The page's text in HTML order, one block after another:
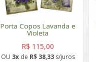
Porta Copos Lavanda e
Violeta
R$ 115,00
OU 3xde R$ 38,33s/juros